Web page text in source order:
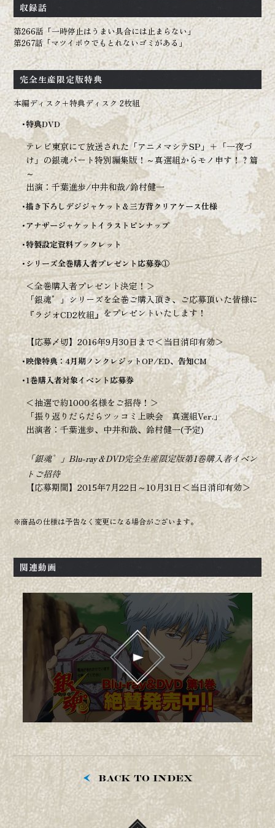
OFFICIAL
収録話
第266話「一時停止はうまい具合には止まらない」
第267話「マツイボウでもとれないゴミがある」
完全生産限定版特典
本編ディスク＋特典ディスク 2枚組
特典DVD
テレビ東京にて放送された「アニメマシテSP」＋「一夜づ
け」の銀魂パート特別編集版！～真選組からモノ申す！？篇
～
出演：千葉進歩/中井和哉/鈴村健一
描き下ろしデジジャケット＆三方背クリアケース仕様
アナザージャケットイラストピンナップ
特製設定資料ブックレット
シリーズ全巻購入者プレゼント応募券①
＜全巻購入者プレゼント決定！＞
「銀魂゜」シリーズを全巻ご購入頂き、ご応募頂いた皆様に
『ラジオCD2枚組』をプレゼントいたします！
【応募〆切】2016年9月30日まで＜当日消印有効＞
映像特典：4月期ノンクレジットOP/ED、告知CM
1巻購入者対象イベント応募券
＜抽選で約1000名様をご招待！＞
「振り返りだらだらツッコミ上映会 真選組Ver.」
出演者：千葉進歩、中井和哉、鈴村健一(予定)
「銀魂゜」Blu-ray＆DVD完全生産限定版第1巻購入者イベン
トご招待
【応募期間】2015年7月22日～10月31日＜当日消印有効＞
※商品の仕様は予告なく変更になる場合がございます。
関連動画
BACK TO INDEX